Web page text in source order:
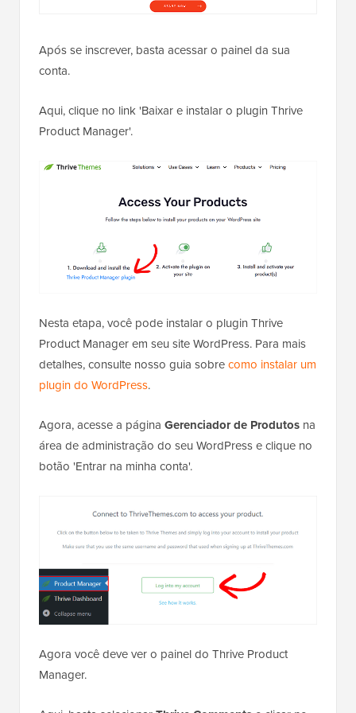
Após se inscrever, basta acessar o painel da sua
conta.
Aqui, clique no link 'Baixar e instalar o plugin Thrive
Product Manager'.
Nesta etapa, você pode instalar o plugin Thrive
Product Manager em seu site WordPress. Para mais
detalhes, consulte nosso guia sobrecomo instalar um
plugin do WordPress.
Agora, acesse a página Gerenciador de Produtos na
área de administração do seu WordPress e clique no
botão 'Entrar na minha conta'.
Agora você deve ver o painel do Thrive Product
Manager.